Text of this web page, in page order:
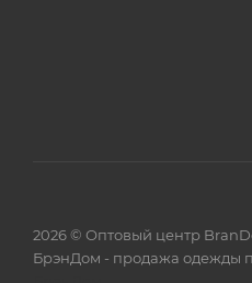
2026 © Оптовый центр
БрэнДом - продажа одежды